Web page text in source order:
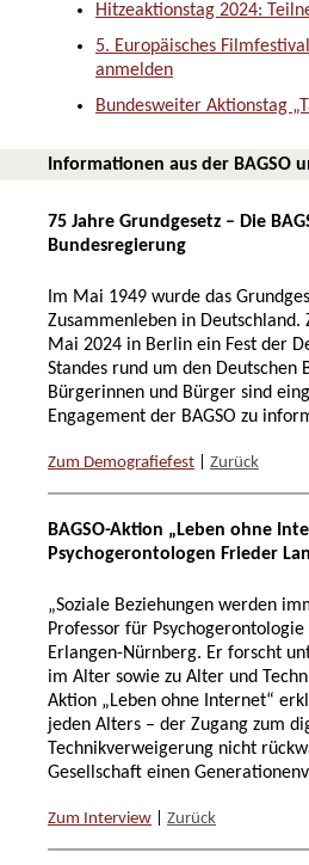
Hitzeaktionstag 2024:
5. Europäisches
anmelden
Bundesweiter Aktionstag
Informationen aus der
75 Jahre Grundgesetz – Die
Bundesregierung
Im Mai 1949 wurde das
Zusammenleben in
Mai 2024 in Berlin ein Fest der
Standes rund um den
Bürgerinnen und Bürger sind
Engagement der BAGSO zu
Zum Demografiefest Zurück
BAGSO-Aktion „Leben ohne
Psychogerontologen Frieder
„Soziale Beziehungen werden
Professor für
Erlangen-Nürnberg. Er forscht
im Alter sowie zu Alter und
Aktion „Leben ohne Internet“
jeden Alters – der Zugang zum
Technikverweigerung nicht
Gesellschaft einen
Zum Interview Zurück